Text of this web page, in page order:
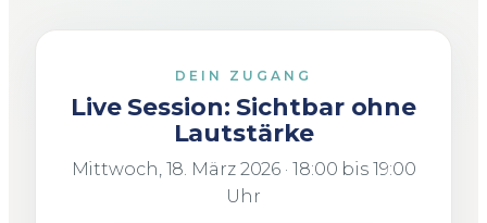
DEIN ZUGANG
Live Session: Sichtbar ohne
Lautstärke
Mittwoch, 18. März 2026 · 18:00 bis 19:00
Uhr